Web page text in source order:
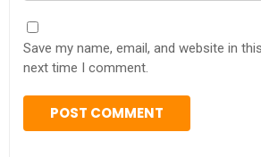
Save my name, email, and website in
next time I comment.